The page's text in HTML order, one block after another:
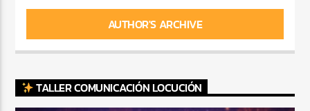
AUTHOR'S ARCHIVE
TALLER COMUNICACIÓN LOCUCIÓN